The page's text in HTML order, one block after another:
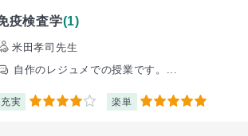
疫検査学(1)
米田孝司先生
自作のレジュメでの授業です。...
充実 4 楽単 5